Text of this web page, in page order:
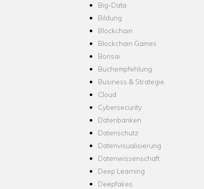
Big-Data
Bildung
Blockchain
Blockchain Games
Bonsai
Buchempfehlung
Business & Strategie
Cloud
Cybersecurity
Datenbanken
Datenschutz
Datenvisualisierung
Datenwissenschaft
Deep Learning
Deepfakes